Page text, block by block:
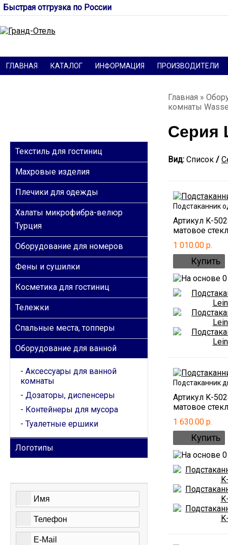
Быстрая отгрузка по России
ГЛАВНАЯ КАТАЛОГ ИНФОРМАЦИЯ ПРОИЗВОДИТЕЛИ
Текстиль для гостиниц
Махровые изделия
Плечики для одежды
Халаты микрофибра-велюр
Турция
Оборудование для номеров
Фены и сушилки
Косметика для гостиниц
Тележки
Спальные места, топперы
Оборудование для ванной
Аксессуары для ванной
комнаты
Дозаторы, диспенсеры
Контейнеры для мусора
Туалетные ершики
Логотипы
Главная »
комнаты
Серия
Вид: Список /
Подстаканник
Артикул K-
матовое
1 010.00 р.
Подстаканник
Артикул K-
матовое
1 630.00 р.